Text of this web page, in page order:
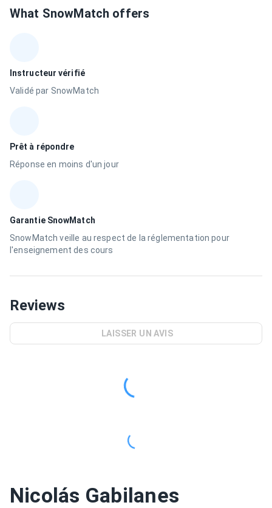
What SnowMatch offers
Instructeur vérifié
Validé par SnowMatch
Prêt à répondre
Réponse en moins d'un jour
Garantie SnowMatch
SnowMatch veille au respect de la réglementation pour
l'enseignement des cours
Reviews
LAISSER UN AVIS
Nicolás Gabilanes